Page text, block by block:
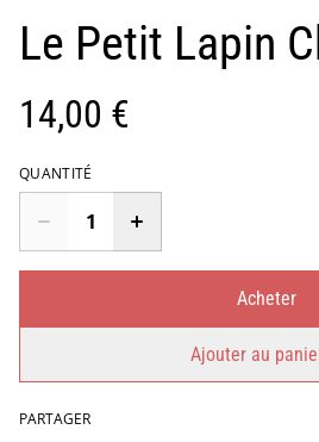
Le Petit Lapin
14,00 €
QUANTITÉ
Acheter
Ajouter au
PARTAGER